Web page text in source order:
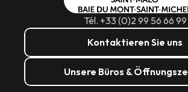
Tél. +33 (0)2 99 56 66 99
Kontaktieren Sie uns
Unsere Büros &